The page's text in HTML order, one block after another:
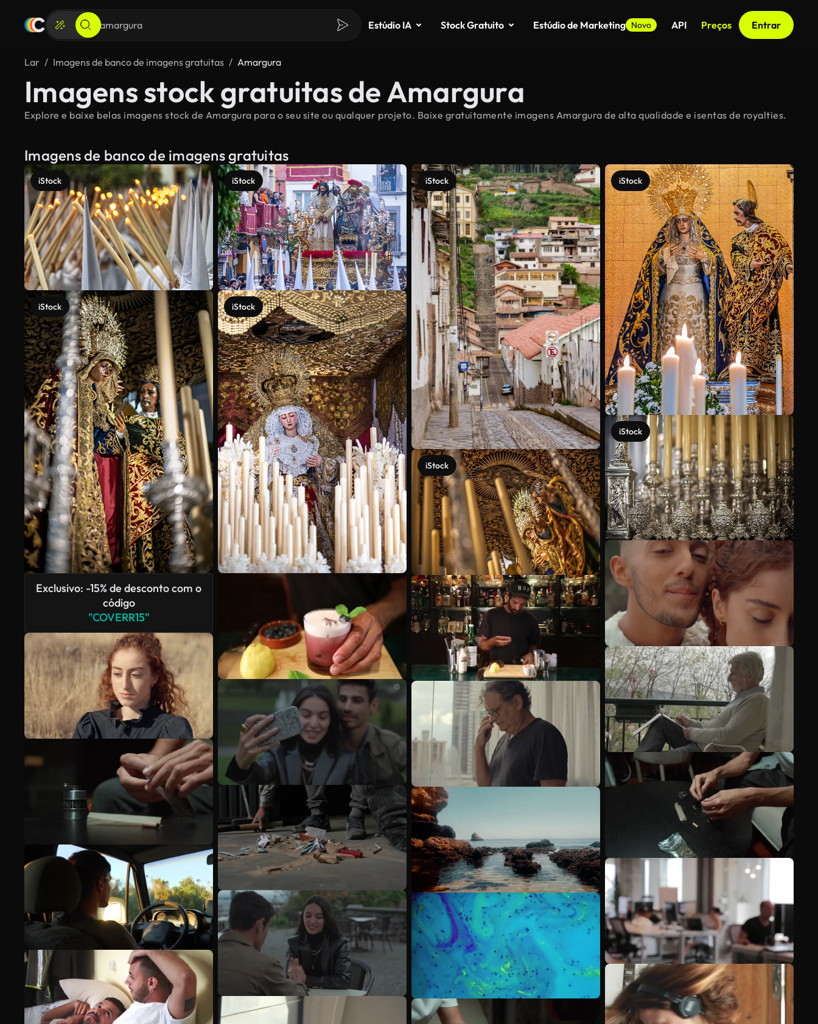
Estúdio IA Stock Gratuito Estúdio de Marketing Novo API Preços Entrar
Lar Imagens de banco de imagens gratuitas Amargura
Imagens stock gratuitas de Amargura
Explore e baixe belas imagens stock de Amargura para o seu site ou qualquer projeto. Baixe gratuitamente imagens Amargura de alta qualidade e isentas de royalties.
Imagens de banco de imagens gratuitas
iStock
iStock
Exclusivo: -15% de desconto com o
código
"COVERR15"
iStock
iStock
iStock
iStock
iStock
iStock
Veja mais